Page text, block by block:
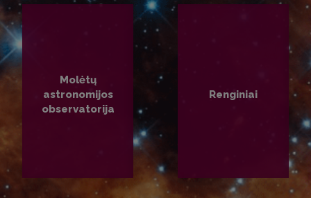
Molėtų
astronomijos
observatorija
Renginiai